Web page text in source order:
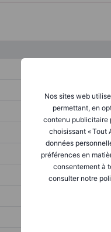
Nos sites web
permettant, en
contenu publicitaire
choisissant « Tout
données
préférences en
consentement à
consulter notre